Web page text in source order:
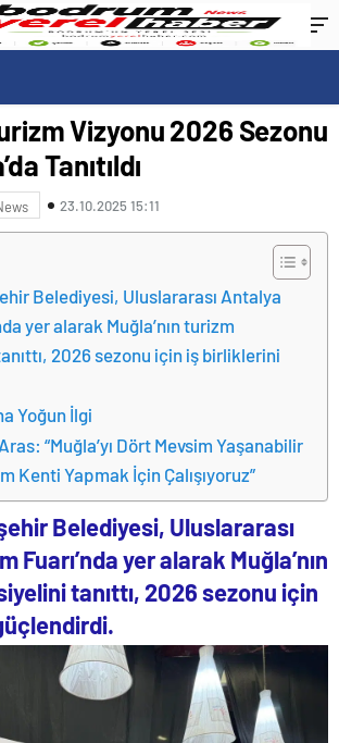
Vizyonu 2026 Sezonu
Tanıtıldı
23.10.2025 15:11
Belediyesi, Uluslararası Antalya
yer alarak Muğla’nın turizm
2026 sezonu için iş birliklerini
Yoğun İlgi
“Muğla’yı Dört Mevsim Yaşanabilir
Kenti Yapmak İçin Çalışıyoruz”
Belediyesi, Uluslararası
Fuarı’nda yer alarak Muğla’nın
tanıttı, 2026 sezonu için